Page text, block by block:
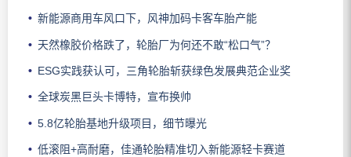
新能源商用车风口下，风神加码卡客车胎产能
天然橡胶价格跌了，轮胎厂为何还不敢“松口气”？
ESG实践获认可，三角轮胎斩获绿色发展典范企业奖
全球炭黑巨头卡博特，宣布换帅
5.8亿轮胎基地升级项目，细节曝光
低滚阻+高耐磨，佳通轮胎精准切入新能源轻卡赛道